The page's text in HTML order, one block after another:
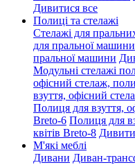
Дивитися все
Полиці та стелажі
Стелажі для
для пральної машини
пральної машини
Модульні стелажі
офісний стелаж,
взуття, офісний
Полиця для взуття,
Breto-6 Полиця для
квітів Breto-8
М'які меблі
Дивани Диван-